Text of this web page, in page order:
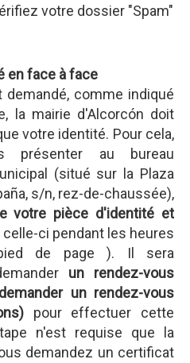
votre dossier "Spam"
en face à face
comme indiqué
la mairie d'Alcorcón doit
votre identité. Pour cela,
présenter au bureau
(situé sur la Plaza
s/n, rez-de-chaussée),
votre pièce d'identité et
celle-ci pendant les heures
de page ). Il sera
un rendez-vous
un rendez-vous
pour effectuer cette
n'est requise que la
demandez un certificat